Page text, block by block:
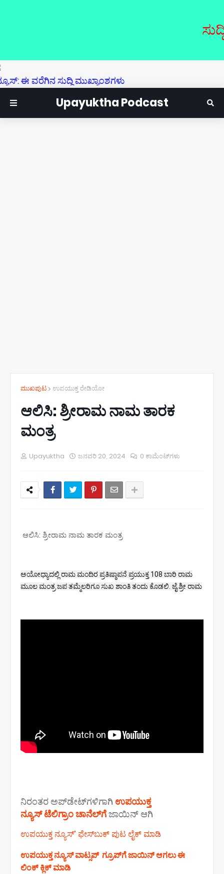
ಸುದ್ದಿ
ಸುದ್ದಿ ಮುಖ್ಯಾಂಶಗಳು
Upayuktha Podcast
ಮುಖಪುಟ ಉಪಯುಕ್ತ ರೇಡಿಯೋ
ಆಲಿಸಿ: ಶ್ರೀರಾಮ ನಾಮ ತಾರಕ
ಮಂತ್ರ
Upayuktha ಜನವರಿ 20, 2024 0 ಕಾಮೆಂಟ್‌ಗಳು
ಆಲಿಸಿ: ಶ್ರೀರಾಮ ನಾಮ ತಾರಕ ಮಂತ್ರ
ಅಯೋಧ್ಯಾದಲ್ಲಿ ರಾಮ ಮಂದಿರ ಪ್ರತಿಷ್ಠಾಪನೆ ಪ್ರಯುಕ್ತ 108 ಬಾರಿ ರಾಮ
ಮೂಲ ಮಂತ್ರ ಜಪ ತಮ್ಮೆಲರಿಗೂ ಸುಖ ಶಾಂತಿ ತಂದು ಕೊಡಲಿ. ಜೈ ಶ್ರೀ ರಾಮ
ನಿರಂತರ ಅಪ್‌ಡೇಟ್‌ಗಳಿಗಾಗಿ ಉಪಯುಕ್ತ
ನ್ಯೂಸ್‌ ಟೆಲಿಗ್ರಾಂ ಚಾನೆಲ್‌ಗೆಜಾಯಿನ್‌ ಆಗಿ
ಉಪಯುಕ್ತ ನ್ಯೂಸ್‌’ ಫೇಸ್‌ಬುಕ್ ಪುಟ ಲೈಕ್ ಮಾಡಿ
ಉಪಯುಕ್ತ ನ್ಯೂಸ್‌ ವಾಟ್ಸಪ್‌ ಗ್ರೂಪ್‌ಗೆ ಜಾಯಿನ್ ಆಗಲು ಈ
ಲಿಂಕ್ ಕ್ಲಿಕ್ ಮಾಡಿ